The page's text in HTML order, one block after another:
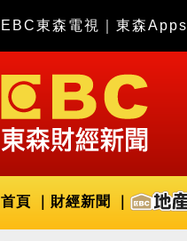
EBC東森電視 東森Apps
首頁 財經新聞